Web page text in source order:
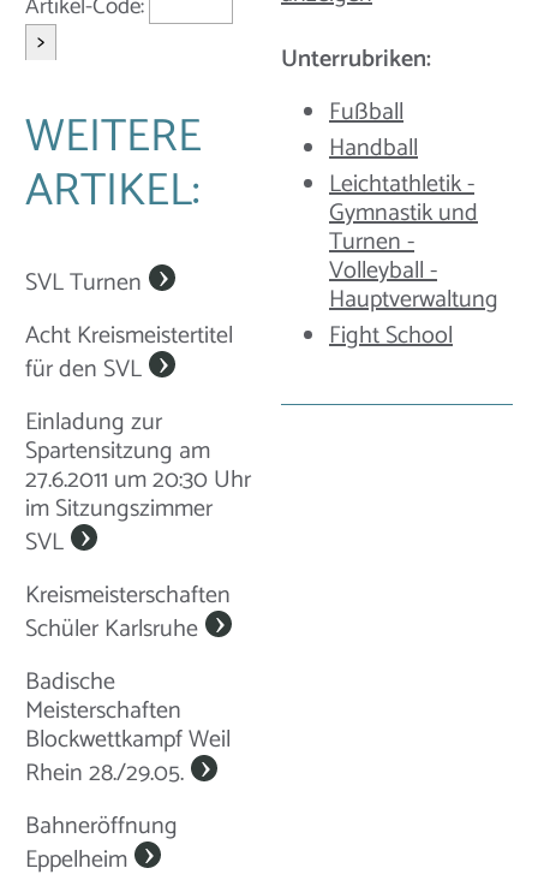
>
WEITERE
ARTIKEL:
SVL Turnen
Acht Kreismeistertitel
für den SVL
Einladung zur
Spartensitzung am
27.6.2011 um 20:30 Uhr
im Sitzungszimmer
SVL
Kreismeisterschaften
Schüler Karlsruhe
Badische
Meisterschaften
Blockwettkampf Weil
Rhein 28./29.05.
Bahneröffnung
Eppelheim
Unterrubriken:
Fußball
Handball
Leichtathletik -
Gymnastik und
Turnen -
Volleyball -
Hauptverwaltung
Fight School